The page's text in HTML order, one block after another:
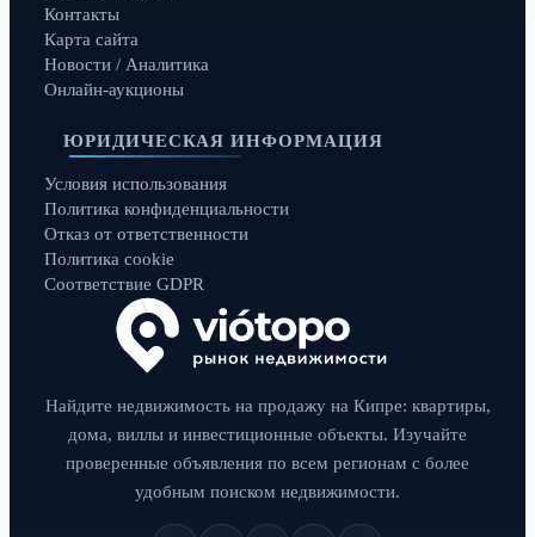
Контакты
Карта сайта
Новости / Аналитика
Онлайн-аукционы
ЮРИДИЧЕСКАЯ ИНФОРМАЦИЯ
Условия использования
Политика конфиденциальности
Отказ от ответственности
Политика cookie
Соответствие GDPR
Найдите недвижимость на продажу на Кипре: квартиры,
дома, виллы и инвестиционные объекты. Изучайте
проверенные объявления по всем регионам с более
удобным поиском недвижимости.